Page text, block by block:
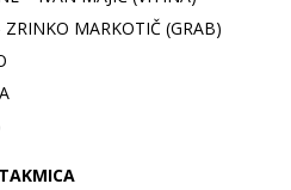
MARKOTIČ (GRAB)